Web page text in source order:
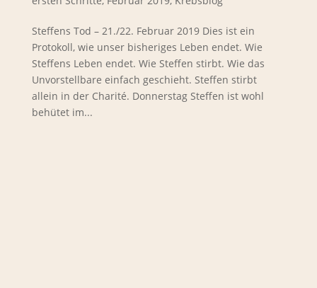
Steffens Tod – 21./22. Februar 2019 Dies ist ein
Protokoll, wie unser bisheriges Leben endet. Wie
Steffens Leben endet. Wie Steffen stirbt. Wie das
Unvorstellbare einfach geschieht. Steffen stirbt
allein in der Charité. Donnerstag Steffen ist wohl
behütet im...